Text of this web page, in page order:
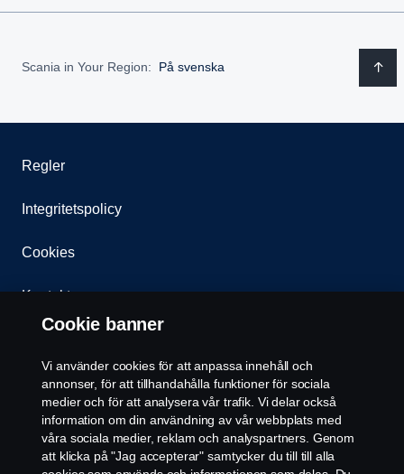
Scania in Your Region: På svenska
Regler
Integritetspolicy
Cookies
Kontakt
Återförsäljare
Cookie inställningar
Cookie banner
Vi använder cookies för att anpassa innehåll och
annonser, för att tillhandahålla funktioner för sociala
medier och för att analysera vår trafik. Vi delar också
information om din användning av vår webbplats med
våra sociala medier, reklam och analyspartners. Genom
att klicka på "Jag accepterar" samtycker du till till alla